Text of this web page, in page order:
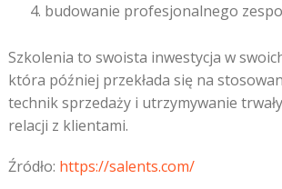
budowanie profesjonalnego
Szkolenia to swoista inwestycja w
która później przekłada się na
technik sprzedaży i utrzymywanie
relacji z klientami.
Źródło: https://salents.com/